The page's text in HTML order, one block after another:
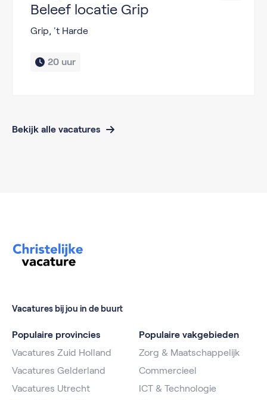
Beleef locatie Grip
Grip, 't Harde
20 uur
Bekijk alle vacatures
Vacatures bij jou in de buurt
Populaire provincies
Vacatures Zuid Holland
Vacatures Gelderland
Vacatures Utrecht
Populaire vakgebieden
Zorg & Maatschappelijk
Commercieel
ICT & Technologie